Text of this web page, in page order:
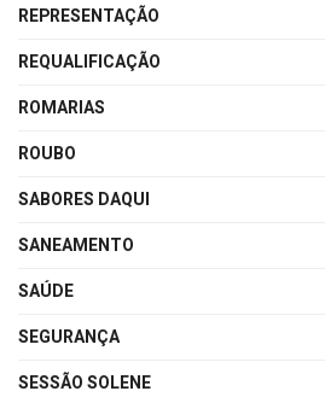
REPRESENTAÇÃO
REQUALIFICAÇÃO
ROMARIAS
ROUBO
SABORES DAQUI
SANEAMENTO
SAÚDE
SEGURANÇA
SESSÃO SOLENE